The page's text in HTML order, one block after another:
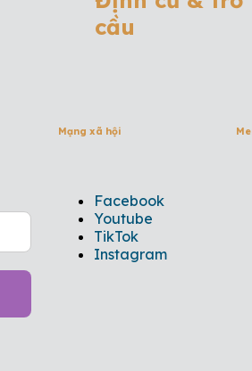
cầu
Mạng xã hội
Facebook
Youtube
TikTok
Instagram